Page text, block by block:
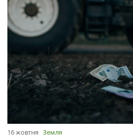
16 жовтня Земля